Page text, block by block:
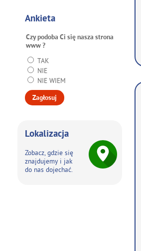
Ankieta
Czy podoba Ci się nasza strona
www ?
TAK
NIE
NIE WIEM
Lokalizacja
Zobacz, gdzie się
znajdujemy i jak
do nas dojechać.